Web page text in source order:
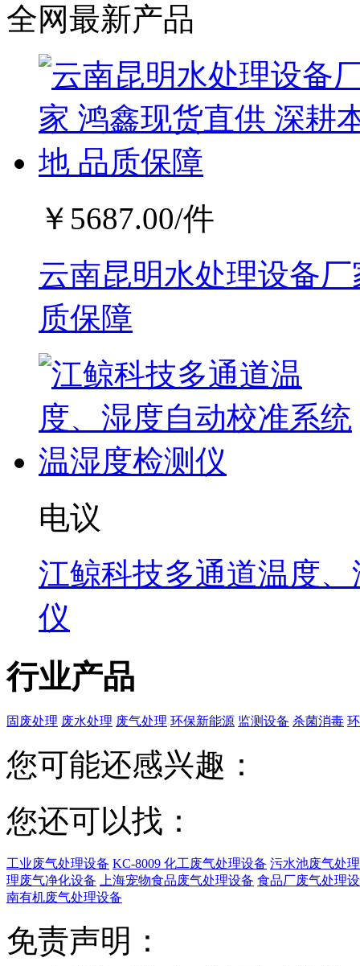
全网最新产品
￥ 5687.00/件
云南昆明水处理设备
质保障
电议
江鲸科技多通道温度
仪
行业产品
固废处理 废水处理 废气处理 环保新能源 监测设备 杀菌消毒
您可能还感兴趣：
您还可以找：
工业废气处理设备 KC-8009 化工废气处理设备 污水池废气处
理废气净化设备
上海宠物食品废气处理设备 食品厂废气处理
南有机废气处理设备
免责声明：